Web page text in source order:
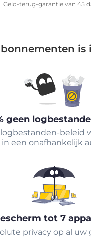
Geld-terug-garantie van 45
is
geen
beleid
in een onafhankelijk
tot 7
privacy op al uw